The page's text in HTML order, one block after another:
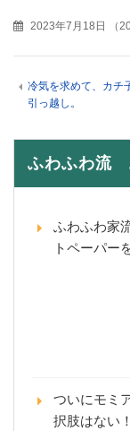
2023年7月18日 （
冷気を求めて、カチ
引っ越し。
ふわふわ流
ふわふわ家
トペーパー
ついにモミ
択肢はない